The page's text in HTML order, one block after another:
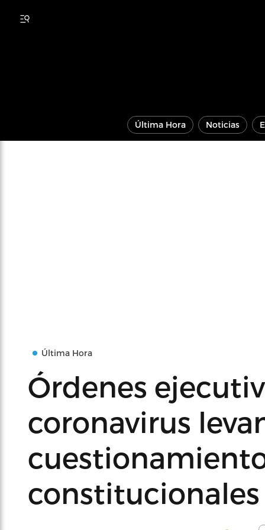
Última Hora Noticias
Última Hora
Órdenes
coronavirus
constitucionales